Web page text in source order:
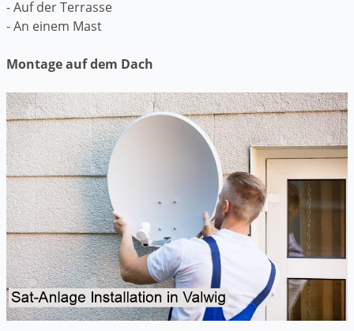
- Auf der Terrasse
- An einem Mast
Montage auf dem Dach